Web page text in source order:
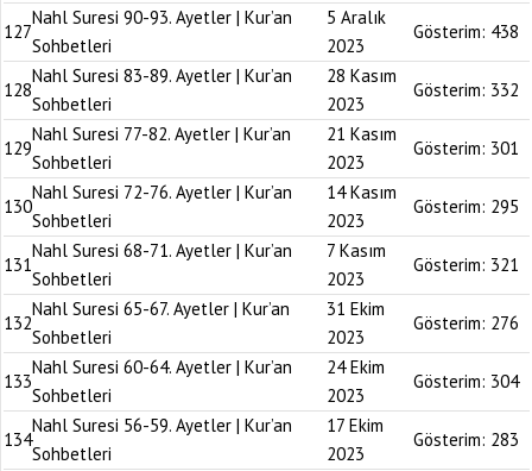
127
Nahl Suresi 90-93. Ayetler | Kur’an
Sohbetleri
5 Aralık
2023
Gösterim: 438
128
Nahl Suresi 83-89. Ayetler | Kur’an
Sohbetleri
28 Kasım
2023
Gösterim: 332
129
Nahl Suresi 77-82. Ayetler | Kur’an
Sohbetleri
21 Kasım
2023
Gösterim: 301
130
Nahl Suresi 72-76. Ayetler | Kur’an
Sohbetleri
14 Kasım
2023
Gösterim: 295
131
Nahl Suresi 68-71. Ayetler | Kur’an
Sohbetleri
7 Kasım
2023
Gösterim: 321
132
Nahl Suresi 65-67. Ayetler | Kur’an
Sohbetleri
31 Ekim
2023
Gösterim: 276
133
Nahl Suresi 60-64. Ayetler | Kur’an
Sohbetleri
24 Ekim
2023
Gösterim: 304
134
Nahl Suresi 56-59. Ayetler | Kur’an
Sohbetleri
17 Ekim
2023
Gösterim: 283